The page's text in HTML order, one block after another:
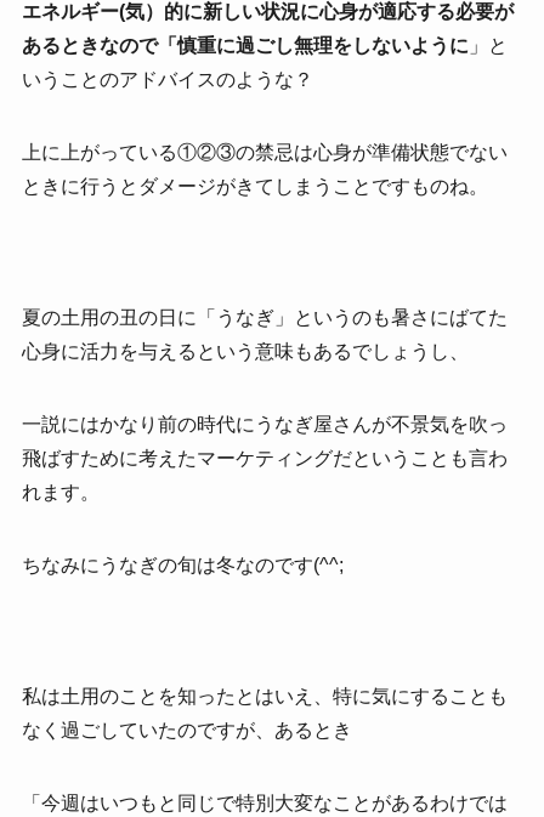
エネルギー(気）的に新しい状況に心身が適応する必要が
あるときなので「慎重に過ごし無理をしないように 」と
いうことのアドバイスのような？
上に上がっている①②③の禁忌は心身が準備状態でない
ときに行うとダメージがきてしまうことですものね。
夏の土用の丑の日に「うなぎ」というのも暑さにばてた
心身に活力を与えるという意味もあるでしょうし、
一説にはかなり前の時代にうなぎ屋さんが不景気を吹っ
飛ばすために考えたマーケティングだということも言わ
れます。
ちなみにうなぎの旬は冬なのです(^^;
私は土用のことを知ったとはいえ、特に気にすることも
なく過ごしていたのですが、あるとき
「今週はいつもと同じで特別大変なことがあるわけでは